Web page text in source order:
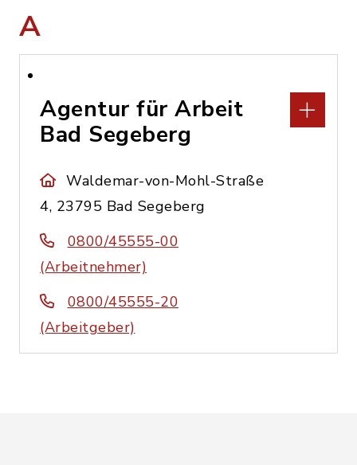
A
Agentur für Arbeit
Bad Segeberg
Waldemar-von-Mohl-Straße
4, 23795 Bad Segeberg
0800/45555-00
(Arbeitnehmer)
0800/45555-20
(Arbeitgeber)